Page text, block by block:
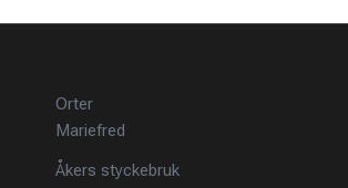
Orter
Mariefred
Åkers styckebruk